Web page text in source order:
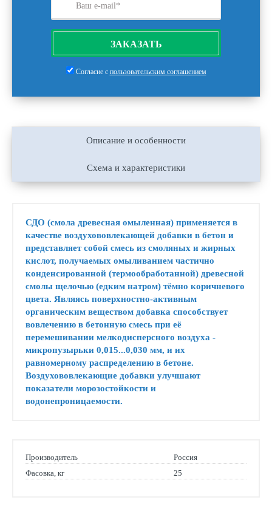
ЗАКАЗАТЬ
Согласие с пользовательским соглашением
Описание и особенности
Схема и характеристики
СДО (смола древесная омыленная) применяется в
качестве воздухововлекающей добавки в бетон и
представляет собой смесь из смоляных и жирных
кислот, получаемых омыливанием частично
конденсированной (термообработанной) древесной
смолы щелочью (едким натром) тёмно коричневого
цвета. Являясь поверхностно-активным
органическим веществом добавка способствует
вовлечению в бетонную смесь при её
перемешивании мелкодисперсного воздуха -
микропузырьки 0,015...0,030 мм, и их
равномерному распределению в бетоне.
Воздухововлекающие добавки улучшают
показатели морозостойкости и
водонепроницаемости.
Производитель
Россия
Фасовка, кг
25